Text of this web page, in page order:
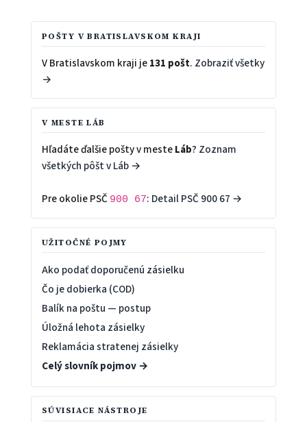
POŠTY V BRATISLAVSKOM KRAJI
V Bratislavskom kraji je131 pošt. Zobraziť všetky
→
V MESTE LÁB
Hľadáte ďalšie pošty v mesteLáb? Zoznam
všetkých pôšt v Láb →
Pre okolie PSČ 900 67: Detail PSČ 900 67 →
UŽITOČNÉ POJMY
Ako podať doporučenú zásielku
Čo je dobierka (COD)
Balík na poštu — postup
Úložná lehota zásielky
Reklamácia stratenej zásielky
Celý slovník pojmov →
SÚVISIACE NÁSTROJE